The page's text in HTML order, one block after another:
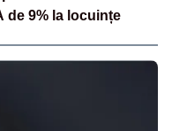
de 9% la locuințe